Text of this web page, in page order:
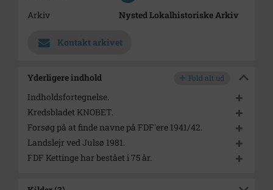
Arkiv
Nysted Lokalhistoriske Arkiv
Kontakt arkivet
Yderligere indhold Fold alt ud
Indholdsfortegnelse.
Kredsbladet KNOBET.
Forsøg på at finde navne på FDF'ere 1941/42.
Landslejr ved Julsø 1981.
FDF Kettinge har bestået i 75 år.